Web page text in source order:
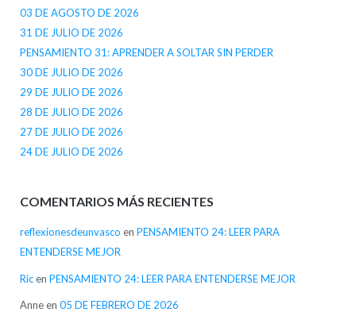
03 DE AGOSTO DE 2026
31 DE JULIO DE 2026
PENSAMIENTO 31: APRENDER A SOLTAR SIN PERDER
30 DE JULIO DE 2026
29 DE JULIO DE 2026
28 DE JULIO DE 2026
27 DE JULIO DE 2026
24 DE JULIO DE 2026
COMENTARIOS MÁS RECIENTES
reflexionesdeunvasco en PENSAMIENTO 24: LEER PARA
ENTENDERSE MEJOR
Ricen PENSAMIENTO 24: LEER PARA ENTENDERSE MEJOR
Anneen 05 DE FEBRERO DE 2026